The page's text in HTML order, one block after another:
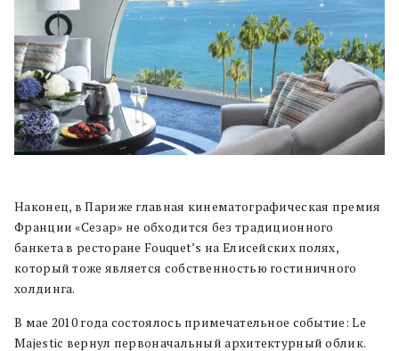
Наконец, в Париже главная кинематографическая премия
Франции «Сезар» не обходится без традиционного
банкета в ресторане Fouquet’s на Елисейских полях,
который тоже является собственностью гостиничного
холдинга.
В мае 2010 года состоялось примечательное событие: Le
Majestic вернул первоначальный архитектурный облик.